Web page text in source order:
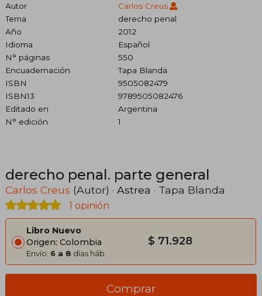
Autor
Carlos Creus
Tema
derecho penal
Año
2012
Idioma
Español
N° páginas
550
Encuadernación
Tapa Blanda
ISBN
9505082479
ISBN13
9789505082476
Editado en
Argentina
N° edición
1
derecho penal. parte general
Carlos Creus (Autor) · Astrea · Tapa Blanda
1 opinión
Libro Nuevo
Origen: Colombia
Envío: 6 a 8 días háb.
$ 71.928
Comprar